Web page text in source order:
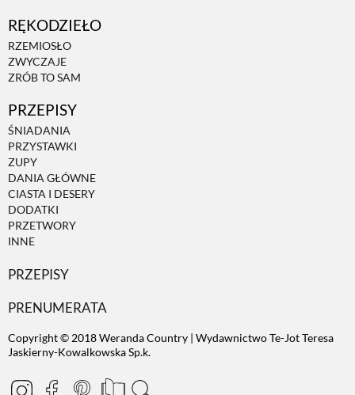
RĘKODZIEŁO
RZEMIOSŁO
ZWYCZAJE
ZRÓB TO SAM
PRZEPISY
ŚNIADANIA
PRZYSTAWKI
ZUPY
DANIA GŁÓWNE
CIASTA I DESERY
DODATKI
PRZETWORY
INNE
PRZEPISY
PRENUMERATA
Copyright © 2018 Weranda Country | Wydawnictwo Te-Jot Teresa
Jaskierny-Kowalkowska Sp.k.